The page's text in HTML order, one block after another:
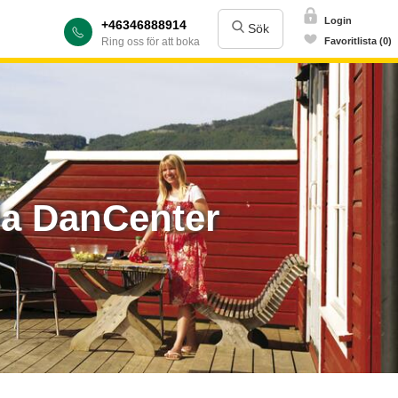
+46346888914
Ring oss för att boka
Sök
Login
Favoritlista (0)
DanCenter